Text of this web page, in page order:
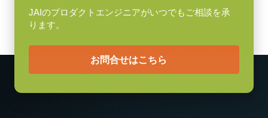
-5°C ～ +45°C
ケーブル長：3m
メモ：本製品はカメラと同時注文の場合のみご購入いただけま
す。単品でのご注文はできません。
JAIのプロダクトエンジニアがいつでもご相談を承
ります。
お問合せはこちら